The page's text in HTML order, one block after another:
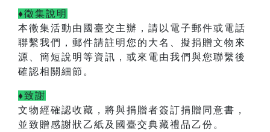
♦徵集說明
本徵集活動由國臺交主辦， 請以電子郵件或電話
聯繫我們，郵件請註明您的大名、擬捐贈文物來
源、簡短說明等資訊，或來電由我們與您聯繫後
確認相關細節。
♦致謝
文物經確認收藏，將與捐贈者簽訂捐贈同意書，
並致贈感謝狀乙紙及國臺交典藏禮品乙份。